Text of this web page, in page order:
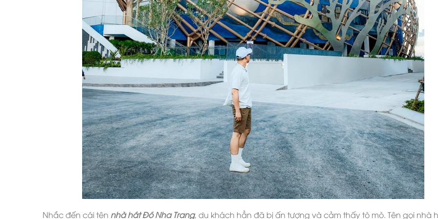
Nhắc đến cái tên nhà hát Đó Nha Trang, du khách hẳn đã bị ấn tượng và cảm thấy tò mò. Tên gọi nhà